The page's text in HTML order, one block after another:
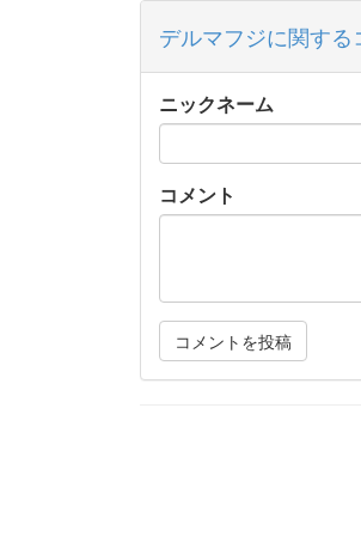
デルマフジに関す
ニックネーム
コメント